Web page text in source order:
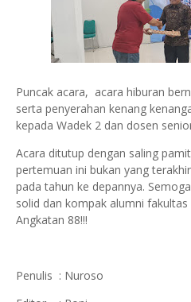
Puncak acara, acara hiburan
serta penyerahan kenang
kepada Wadek 2 dan dosen
Acara ditutup dengan saling
pertemuan ini bukan yang
pada tahun ke depannya.
solid dan kompak alumni
Angkatan 88!!!
Penulis : Nuroso